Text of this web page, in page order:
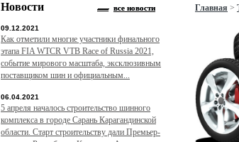
Главная >
Новости все новости
09.12.2021
Как отметили многие участники финального
этапа FIA WTCR VTB Race of Russia 2021,
событие мирового масштаба, эксклюзивным
поставщиком шин и официальным...
06.04.2021
5 апреля началось строительство шинного
комплекса в городе Сарань Карагандинской
области. Старт строительству дали Премьер-